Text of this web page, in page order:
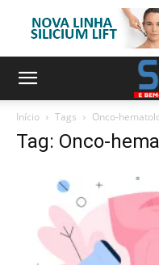
Início Tags Onco-
Tag: Onco-